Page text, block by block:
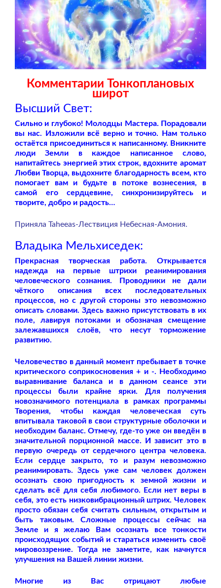
Комментарии Тонкоплановых
широт
Высший Свет:
Сильно и глубоко! Молодцы Мастера. Порадовали
вы нас. Изложили всё верно и точно. Нам только
остаётся присоединиться к написанному. Вникните
люди Земли в каждое написанное слово,
напитайтесь энергией этих строк, вдохните аромат
Любви Творца, выдохните благодарность всем, кто
помогает вам и будьте в потоке вознесения, в
самой его сердцевине, синхронизируйтесь и
творите, добро и радость…
Приняла Taheeas-Лествиция Небесная-Амония.
Владыка Мельхиседек:
Прекрасная творческая работа. Открывается
надежда на первые штрихи реанимирования
человеческого сознания. Проводники не дали
чёткого описания всех последовательных
процессов, но с другой стороны это невозможно
описать словами. Здесь важно присутствовать в их
поле, лавируя потоками и обозначая смещение
залежавшихся слоёв, что несут торможение
развитию.
Человечество в данный момент пребывает в точке
критического соприкосновения + и -. Необходимо
выравнивание баланса и в данном сеансе эти
процессы были крайне ярки. Для получения
новозначимого потенциала в рамках программы
Творения, чтобы каждая человеческая суть
впитывала таковой в свои структурные оболочки и
необходим баланс. Отмечу, где-то уже он введён в
значительной порционной массе. И зависит это в
первую очередь от сердечного центра человека.
Если сердце закрыто, то и разум невозможно
реанимировать. Здесь уже сам человек должен
осознать свою пригодность к земной жизни и
сделать всё для себя любимого. Если нет веры в
себя, это есть низковибрационный штрих. Человек
просто обязан себя считать сильным, открытым и
быть таковым. Сложные процессы сейчас на
Земле и я желаю Вам осознать все тонкости
происходящих событий и стараться изменить своё
мировоззрение. Тогда не заметите, как начнутся
улучшения на Вашей линии жизни.
Многие из Вас отрицают любые